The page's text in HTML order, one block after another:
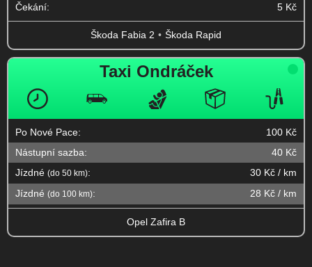
Čekání:
5 Kč
Škoda Fabia 2 Škoda Rapid
Taxi Ondráček
Po Nové Pace:
100 Kč
Nástupní sazba:
40 Kč
Jízdné (do 50 km):
30 Kč / km
Jízdné (do 100 km): 28 Kč / km
Opel Zafira B